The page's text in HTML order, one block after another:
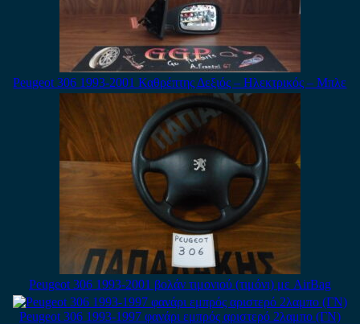
Peugeot 306 1993-2001 Καθρέπτης Δεξιός – Ηλεκτρικός – Μπλε
Peugeot 306 1993-2001 βολάν τιμονιού (τιμόνι) με AirBag
Peugeot 306 1993-1997 φανάρι εμπρός αριστερό 2λαμπο (ΓΝ)